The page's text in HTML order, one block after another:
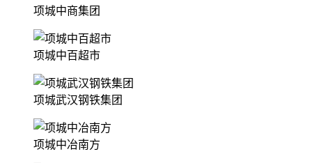
项城中商集团
项城中百超市
项城武汉钢铁集团
项城中冶南方